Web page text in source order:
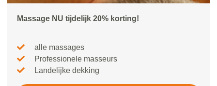
Massage NU tijdelijk 20% korting!
alle massages
Professionele masseurs
Landelijke dekking